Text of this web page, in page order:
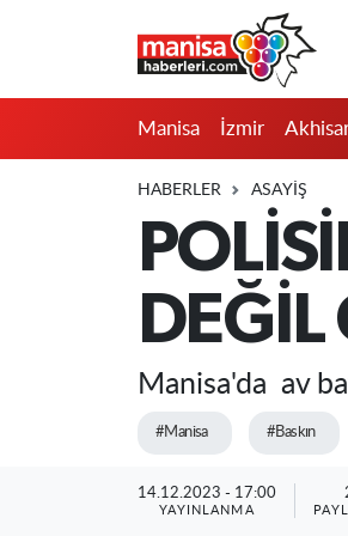
Manisa İzmir
HABERLER ASAYIŞ
Manisa'da av
#Manisa #Baskın
14.12.2023 - 17:00
YAYINLANMA
Saruhanlı
Resmi İlanlar
Manisa Nöbetçi Eczaneler
Manisa Namaz Vakitleri
Manisa Trafik Yoğunluk Haritası
Süper Lig Puan Durumu ve
Tüm Manşetler
Haber Arşivi